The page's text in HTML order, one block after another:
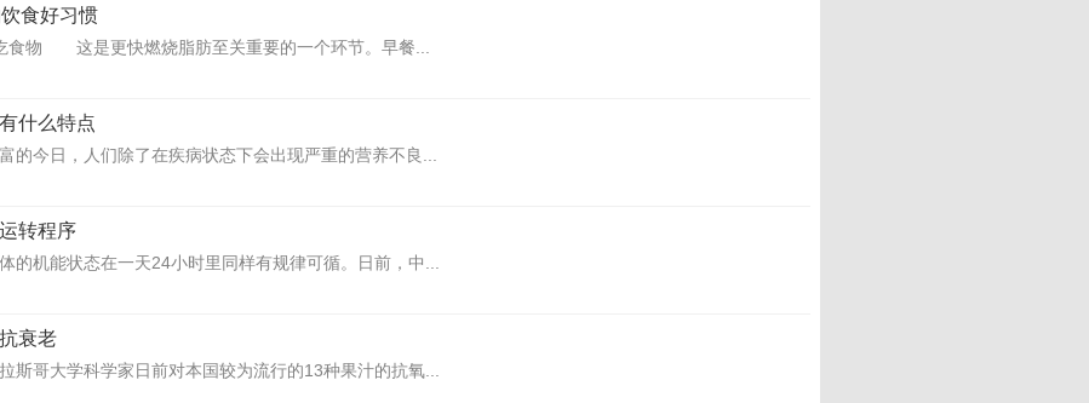
食好习惯
食物 这是更快燃烧脂肪至关重要的一个环节。早餐...
什么特点
的今日，人们除了在疾病状态下会出现严重的营养不良...
转程序
的机能状态在一天24小时里同样有规律可循。日前，中...
衰老
斯哥大学科学家日前对本国较为流行的13种果汁的抗氧...